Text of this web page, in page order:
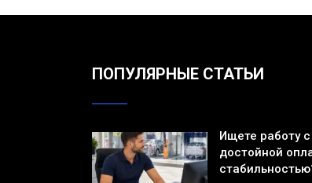
ПОПУЛЯРНЫЕ СТАТЬИ
Ищете работу с
достойной